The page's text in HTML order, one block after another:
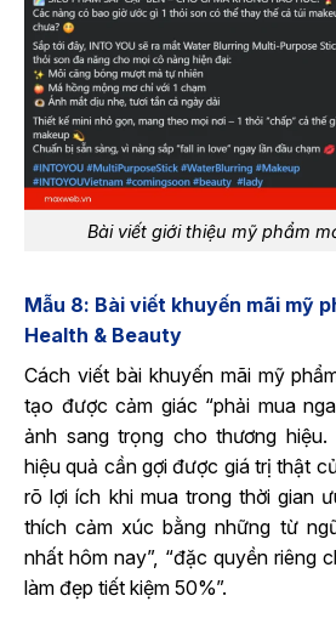
Bài viết giới thiệu mỹ phẩm
Mẫu 8: Bài viết khuyến mãi mỹ
Health & Beauty
Cách viết bài khuyến mãi mỹ
tạo được cảm giác “phải mua
ảnh sang trọng cho thương
hiệu quả cần gợi được giá trị thật
rõ lợi ích khi mua trong thời gian
thích cảm xúc bằng những từ
nhất hôm nay”, “đặc quyền riêng
làm đẹp tiết kiệm 50%”.